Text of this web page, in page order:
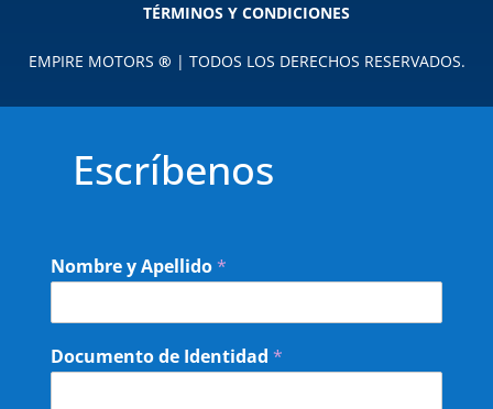
TÉRMINOS Y CONDICIONES
EMPIRE MOTORS ® | TODOS LOS DERECHOS RESERVADOS.
Escríbenos
Nombre y Apellido*
Documento de Identidad *